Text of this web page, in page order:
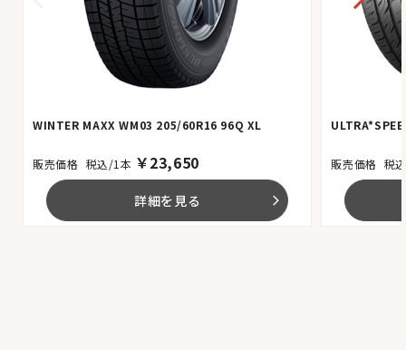
WINTER MAXX WM03 205/60R16 96Q XL
税込/1本 ￥23,650
詳細を見る arrow_forward_ios
税